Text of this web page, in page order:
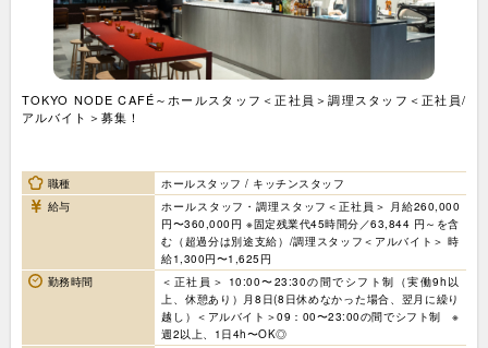
TOKYO NODE CAFÉ～ホールスタッフ＜正社員＞調理スタッフ＜正社員/
アルバイト＞募集！
職種
ホールスタッフ / キッチンスタッフ
給与
ホールスタッフ・調理スタッフ＜正社員＞ 月給260,000
円〜360,000円 ※固定残業代45時間分／63,844 円～を含
む（超過分は別途支給）/調理スタッフ＜アルバイト＞ 時
給1,300円〜1,625円
勤務時間
＜正社員＞ 10:00〜23:30の間でシフト制（実働9h以
上、休憩あり）月8日(8日休めなかった場合、翌月に繰り
越し）＜アルバイト＞09：00〜23:00の間でシフト制 ※
週2以上、1日4h〜OK◎